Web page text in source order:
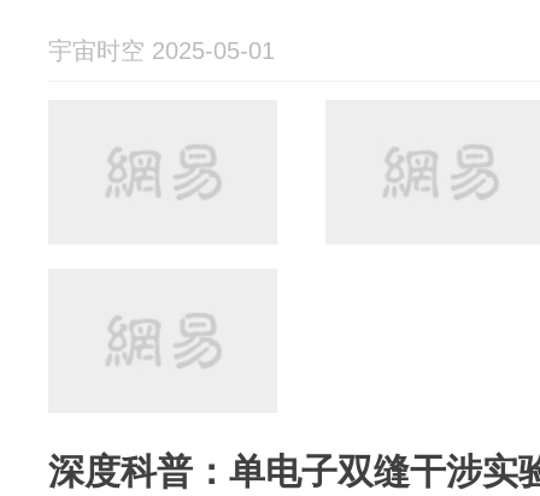
宇宙时空 2025-05-01
深度科普：单电子双缝干涉实